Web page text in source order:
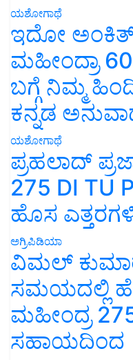
ಯಶೋಗಾಥೆ
ಇದೋ ಅಂಕಿತ್
ಮಹೀಂದ್ರಾ
ಬಗ್ಗೆ ನಿಮ್ಮ
ಕನ್ನಡ
ಯಶೋಗಾಥೆ
ಪ್ರಹಲಾದ್
275 DI TU
ಹೊಸ
ಅಗ್ರಿಪಿಡಿಯಾ
ವಿಮಲ್
ಸಮಯದಲ್ಲಿ
ಮಹೀಂದ್ರ
ಸಹಾಯದಿಂದ